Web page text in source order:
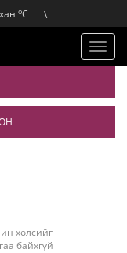
oC
C
\
хөлсийг
байхгүй